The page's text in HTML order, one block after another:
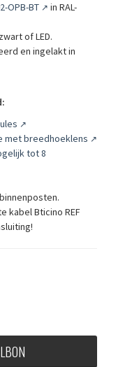
OPB-BT ↗ in RAL-
of LED.
en ingelakt in
↗
met breedhoeklens ↗
tot 8
kabel Bticino REF